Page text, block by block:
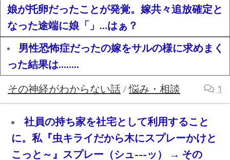
娘が托卵だったことが発覚。嫁共々追放確定と
なった途端に娘「」…はぁ？
男性恐怖症だったの嫁をサルの様に求めまく
った結果は……..
その神経がわからない話 / 悩み・相談 1
社員の持ち家を社宅として利用すること
に。私『虫キライだから木にスプレーかけと
こっと～』スプレー（シュ---ッ） → その